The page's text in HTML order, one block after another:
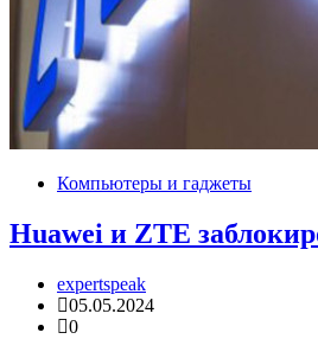
Компьютеры и гаджеты
Huawei и ZTE
expertspeak
05.05.2024
0